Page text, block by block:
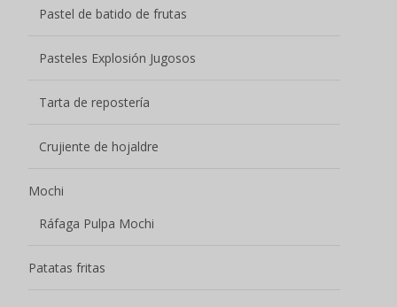
Pastel de batido de frutas
Pasteles Explosión Jugosos
Tarta de repostería
Crujiente de hojaldre
Mochi
Ráfaga Pulpa Mochi
Patatas fritas